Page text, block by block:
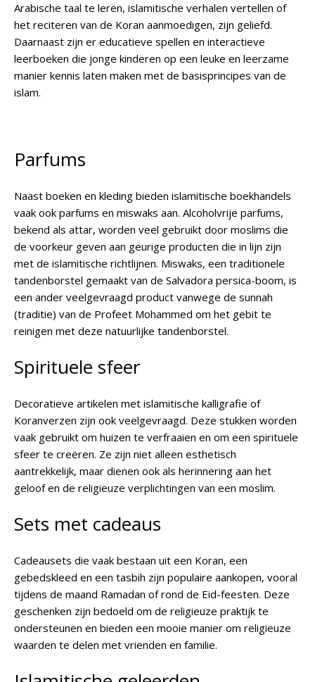
Arabische taal te leren, islamitische verhalen vertellen of
het reciteren van de Koran aanmoedigen, zijn geliefd.
Daarnaast zijn er educatieve spellen en interactieve
leerboeken die jonge kinderen op een leuke en leerzame
manier kennis laten maken met de basisprincipes van de
islam.
Parfums
Naast boeken en kleding bieden islamitische boekhandels
vaak ook parfums en miswaks aan. Alcoholvrije parfums,
bekend als attar, worden veel gebruikt door moslims die
de voorkeur geven aan geurige producten die in lijn zijn
met de islamitische richtlijnen. Miswaks, een traditionele
tandenborstel gemaakt van de Salvadora persica-boom, is
een ander veelgevraagd product vanwege de sunnah
(traditie) van de Profeet Mohammed om het gebit te
reinigen met deze natuurlijke tandenborstel.
Spirituele sfeer
Decoratieve artikelen met islamitische kalligrafie of
Koranverzen zijn ook veelgevraagd. Deze stukken worden
vaak gebruikt om huizen te verfraaien en om een spirituele
sfeer te creëren. Ze zijn niet alleen esthetisch
aantrekkelijk, maar dienen ook als herinnering aan het
geloof en de religieuze verplichtingen van een moslim.
Sets met cadeaus
Cadeausets die vaak bestaan uit een Koran, een
gebedskleed en een tasbih zijn populaire aankopen, vooral
tijdens de maand Ramadan of rond de Eid-feesten. Deze
geschenken zijn bedoeld om de religieuze praktijk te
ondersteunen en bieden een mooie manier om religieuze
waarden te delen met vrienden en familie.